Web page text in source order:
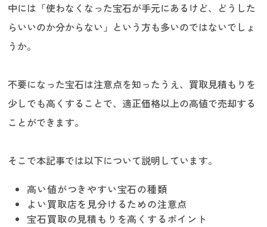
中には「使わなくなった宝石が手元にあるけど、どうした
らいいのか分からない」という方も多いのではないでしょ
うか。
不要になった宝石は注意点を知ったうえ、買取見積もりを
少しでも高くすることで、適正価格以上の高値で売却する
ことができます。
そこで本記事では以下について説明しています。
高い値がつきやすい宝石の種類
よい買取店を見分けるための注意点
宝石買取の見積もりを高くするポイント